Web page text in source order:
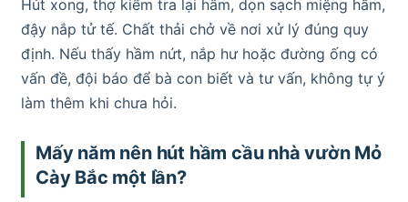
Hút xong, thợ kiểm tra lại hầm, dọn sạch miệng hầm,
đậy nắp tử tế. Chất thải chở về nơi xử lý đúng quy
định. Nếu thấy hầm nứt, nắp hư hoặc đường ống có
vấn đề, đội báo để bà con biết và tư vấn, không tự ý
làm thêm khi chưa hỏi.
Mấy năm nên hút hầm cầu nhà vườn Mỏ
Cày Bắc một lần?